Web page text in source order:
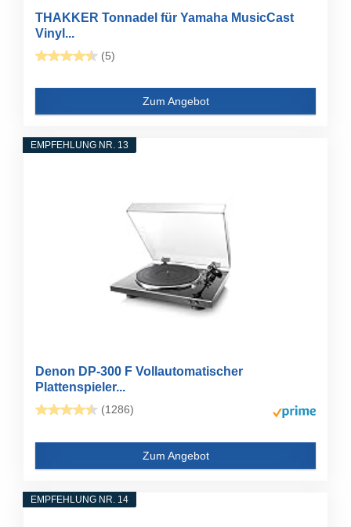
THAKKER Tonnadel für Yamaha MusicCast
Vinyl...
(5)
Zum Angebot
EMPFEHLUNG NR. 13
Denon DP-300 F Vollautomatischer
Plattenspieler...
(1286)
Zum Angebot
EMPFEHLUNG NR. 14